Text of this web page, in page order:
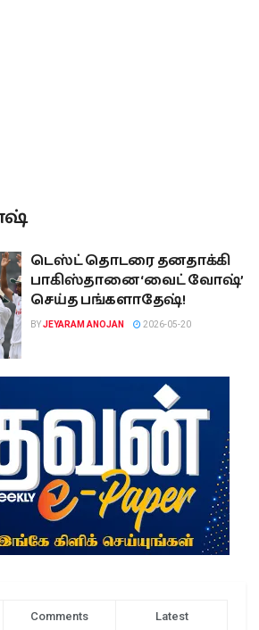
டெஸ்ட் தொடரை தனதாக்கி
பாகிஸ்தானை ‘வைட் வோஷ்’
செய்த பங்களாதேஷ்!
BYJEYARAM ANOJAN 2026-05-20
Comments Latest